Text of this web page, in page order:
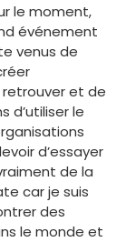
le moment,
événement
venus de
retrouver et de
d’utiliser le
d’essayer
de la
car je suis
des
le monde et